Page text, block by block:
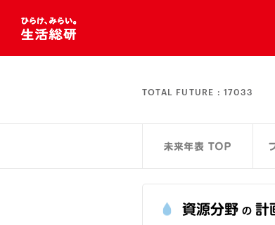
TOTAL FUTURE : 17033
資源分野 の 計